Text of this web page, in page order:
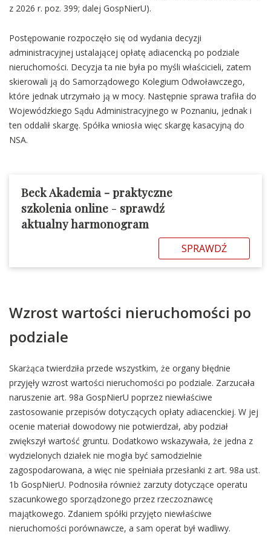
z 2026 r. poz. 399; dalej GospNierU).
Postępowanie rozpoczęło się od wydania decyzji
administracyjnej ustalającej opłatę adiacencką po podziale
nieruchomości. Decyzja ta nie była po myśli właścicieli, zatem
skierowali ją do Samorządowego Kolegium Odwoławczego,
które jednak utrzymało ją w mocy. Następnie sprawa trafiła do
Wojewódzkiego Sądu Administracyjnego w Poznaniu, jednak i
ten oddalił skargę. Spółka wniosła więc skargę kasacyjną do
NSA.
Beck Akademia - praktyczne
szkolenia online - sprawdź
aktualny harmonogram
SPRAWDŹ
Wzrost wartości nieruchomości po
podziale
Skarżąca twierdziła przede wszystkim, że organy błędnie
przyjęły wzrost wartości nieruchomości po podziale. Zarzucała
naruszenie art. 98a GospNierU poprzez niewłaściwe
zastosowanie przepisów dotyczących opłaty adiacenckiej. W jej
ocenie materiał dowodowy nie potwierdzał, aby podział
zwiększył wartość gruntu. Dodatkowo wskazywała, że jedna z
wydzielonych działek nie mogła być samodzielnie
zagospodarowana, a więc nie spełniała przesłanki z art. 98a ust.
1b GospNierU. Podnosiła również zarzuty dotyczące operatu
szacunkowego sporządzonego przez rzeczoznawcę
majątkowego. Zdaniem spółki przyjęto niewłaściwe
nieruchomości porównawcze, a sam operat był wadliwy.